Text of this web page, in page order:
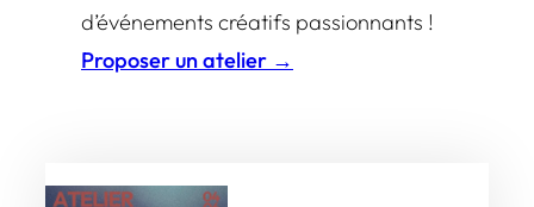
d’événements créatifs passionnants !
Proposer un atelier →